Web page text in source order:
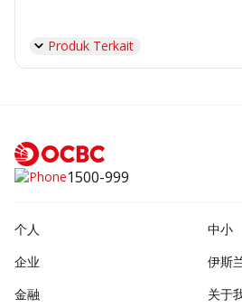
Produk Terkait
1500-999
个人
中小
企业
伊斯
金融
关于